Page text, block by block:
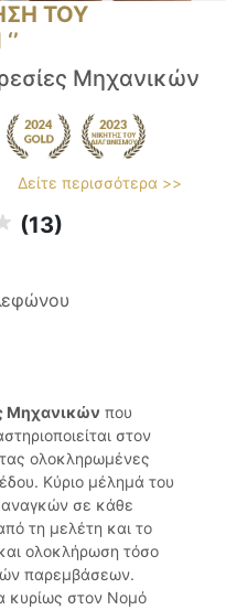
ΤΟΥ
Μηχανικών
Δείτε περισσότερα >>
(13)
Μηχανικών που
στον
ολοκληρωμένες
Κύριο μέλημά του
αναγκών σε κάθε
τη μελέτη και το
ολοκλήρωση τόσο
παρεμβάσεων.
κυρίως στον Νομό